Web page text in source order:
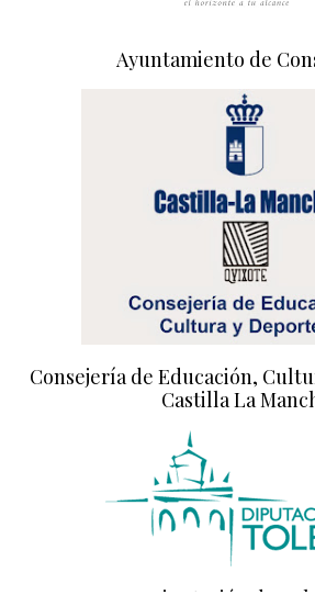
Ayuntamiento de
Consejería de Educación,
Castilla La
Diputación de